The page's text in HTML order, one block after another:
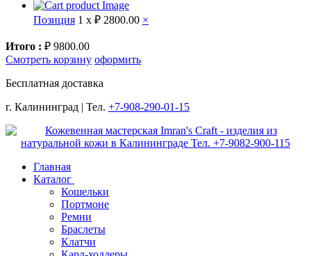
Позиция 1 x ₽ 2800.00 ×
Итого : ₽ 9800.00
Смотреть корзину оформить
Бесплатная доставка
г. Калининград | Тел. +7-908-290-01-15
Главная
Каталог
Кошельки
Портмоне
Ремни
Браслеты
Клатчи